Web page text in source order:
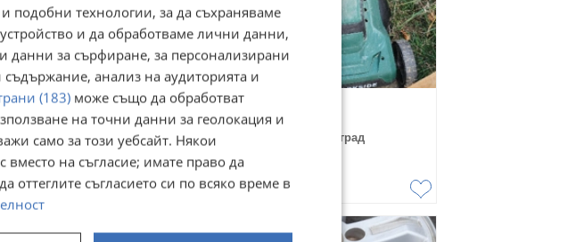
колело
Белица, Благоевград
€
880,12лв
Ел.косачка
гр. Белица, Благоевград
50
97,79лв
подобни технологии, за да съхраняваме
и да обработваме лични данни,
данни за сърфиране, за персонализирани
анализ на аудиторията и
(183) може също да обработват
на точни данни за геолокация и
само за този уебсайт. Някои
на съгласие; имате право да
оттеглите съгласието си по всяко време в